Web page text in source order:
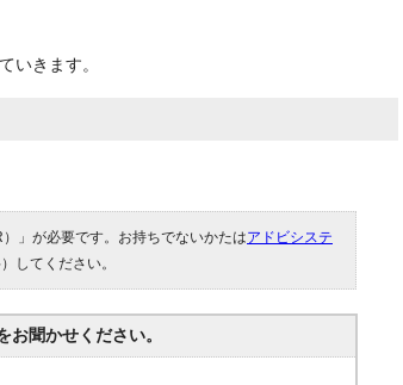
いきます。
」が必要です。お持ちでないかたはアドビシステ
してください。
聞かせください。